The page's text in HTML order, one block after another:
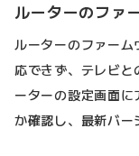
ルーターのファ
ルーターのファー
応できず、テレビ
ーターの設定画面
か確認し、最新バー